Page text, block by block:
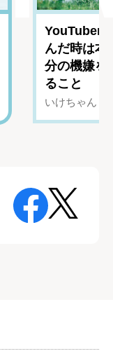
YouTuber
んだ時は
分の機嫌を
ること
いけちゃん（